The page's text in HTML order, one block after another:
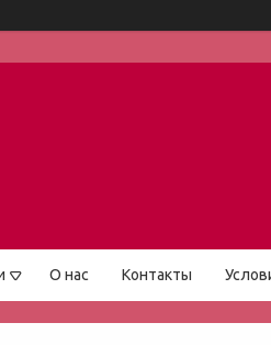
О нас Контакты